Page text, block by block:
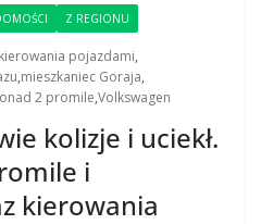
Z REGIONU
pojazdami,
,mieszkaniec Goraja,
2 promile,Volkswagen
kolizje i uciekł.
i
kierowania